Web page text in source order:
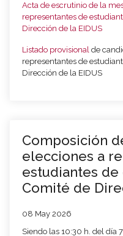
Acta de escrutinio de la
representantes de
Dirección de la EIDUS
Listado provisional de
representantes de
Dirección de la EIDUS
Composición
elecciones a
estudiantes
Comité de
08 May 2026
Siendo las 10:30 h. del día